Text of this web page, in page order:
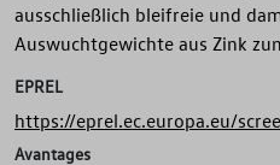
ausschließlich bleifreie und
Auswuchtgewichte aus Zink
EPREL
https://eprel.ec.europa.eu/
Avantages